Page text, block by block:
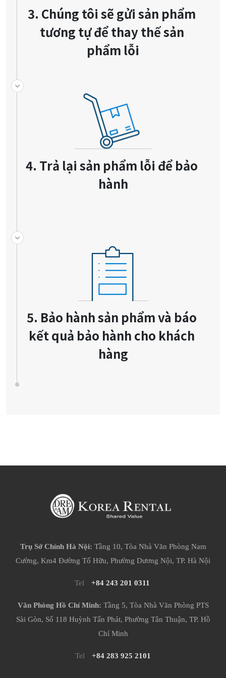
3. Chúng tôi sẽ gửi sản phẩm
tương tự để thay thế sản
phẩm lỗi
4. Trả lại sản phẩm lỗi để bảo
hành
5. Bảo hành sản phẩm và báo
kết quả bảo hành cho khách
hàng
Trụ Sở Chính Hà Nội: Tầng 10, Tòa Nhà Văn Phòng Nam
Cường, Km4 Đường Tố Hữu, Phường Dương Nội, TP. Hà Nội
Tel +84 243 201 0311
Văn Phòng Hồ Chí Minh: Tầng 5, Tòa Nhà Văn Phòng PTS
Sài Gòn, Số 118 Huỳnh Tấn Phát, Phường Tân Thuận, TP. Hồ
Chí Minh
Tel +84 283 925 2101